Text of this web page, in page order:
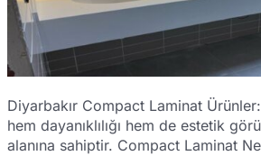
Diyarbakır Compact Laminat
hem dayanıklılığı hem de estetik
alanına sahiptir. Compact Laminat